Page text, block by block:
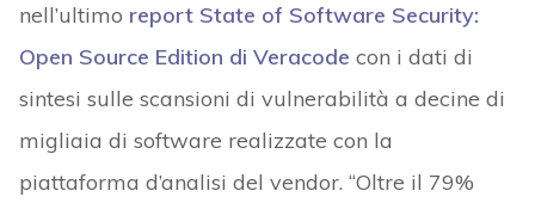
nell’ultimo report State of Software Security:
Open Source Edition di Veracode con i dati di
sintesi sulle scansioni di vulnerabilità a decine di
migliaia di software realizzate con la
piattaforma d’analisi del vendor. “Oltre il 79%